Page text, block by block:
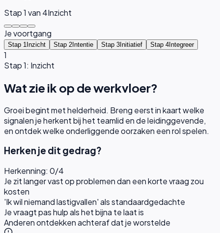
Stap1 van 4Inzicht
Je voortgang
Stap 1 Inzicht Stap 2Intentie Stap 3Initiatief Stap 4Integreer
1
Stap 1: Inzicht
Wat zie ik op de werkvloer?
Groei begint met helderheid. Breng eerst in kaart welke
signalen je herkent bij het teamlid en de leidinggevende,
en ontdek welke onderliggende oorzaken een rol spelen.
Herken je dit gedrag?
Herkenning: 0/4
Je zit langer vast op problemen dan een korte vraag zou
kosten
'Ik wil niemand lastigvallen' als standaardgedachte
Je vraagt pas hulp als het bijna te laat is
Anderen ontdekken achteraf dat je worstelde